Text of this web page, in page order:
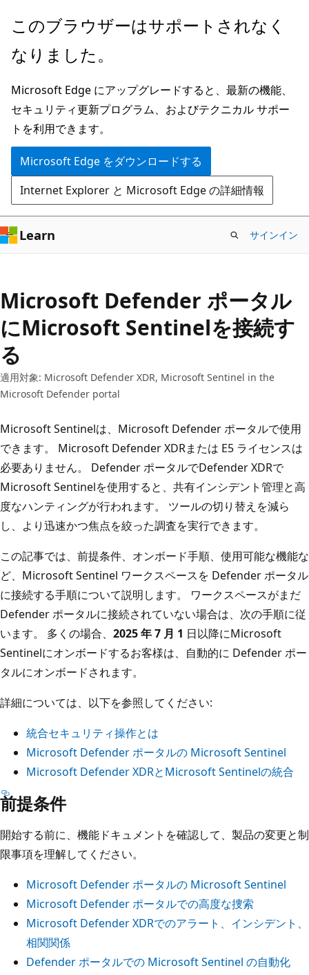
メ
ン
ン
テ
ン
ツ
に
ス
キ
ッ
プ
このブラウザーはサポートされなく
なりました。
Microsoft Edge にアップグレードすると、最新の機能、
セキュリティ更新プログラム、およびテクニカル サポー
トを利用できます。
Microsoft Edge をダウンロードする
Internet Explorer と Microsoft Edge の詳細情報
Learn サインイン
Microsoft Defender ポータル
にMicrosoft Sentinelを接続す
る
適用対象: Microsoft Defender XDR, Microsoft Sentinel in the
Microsoft Defender portal
Microsoft Sentinelは、Microsoft Defender ポータルで使用
できます。 Microsoft Defender XDRまたは E5 ライセンスは
必要ありません。 Defender ポータルでDefender XDRで
Microsoft Sentinelを使用すると、共有インシデント管理と高
度なハンティングが行われます。 ツールの切り替えを減ら
し、より迅速かつ焦点を絞った調査を実行できます。
この記事では、前提条件、オンボード手順、使用可能な機能な
ど、Microsoft Sentinel ワークスペースを Defender ポータル
に接続する手順について説明します。 ワークスペースがまだ
Defender ポータルに接続されていない場合は、次の手順に従
います。 多くの場合、 2025 年 7 月 1 日以降にMicrosoft
Sentinelにオンボードするお客様は、自動的に Defender ポー
タルにオンボードされます。
詳細については、以下を参照してください:
統合セキュリティ操作とは
Microsoft Defender ポータルの Microsoft Sentinel
Microsoft Defender XDRとMicrosoft Sentinelの統合
前提条件
開始する前に、機能ドキュメントを確認して、製品の変更と制
限事項を理解してください。
Microsoft Defender ポータルの Microsoft Sentinel
Microsoft Defender ポータルでの高度な捜索
Microsoft Defender XDRでのアラート、インシデント、
相関関係
Defender ポータルでの Microsoft Sentinel の自動化